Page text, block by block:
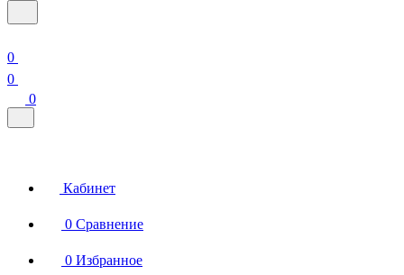
0
0
0
Кабинет
0 Сравнение
0 Избранное